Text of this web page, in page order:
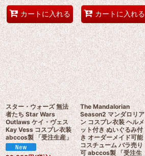
カートに入れる カートに入れる
スター・ウォーズ 無法
者たち Star Wars
Outlaws ケイ・ヴェス
Kay Vess コスプレ衣装
abccos製 「受注生産」
The Mandalorian
Season2 マンダロリア
ン コスプレ衣装 ヘルメ
ット付き ぬいぐるみ付
き オーダーメイド可能
コスチューム バラ売り
可 abccos製 「受注生